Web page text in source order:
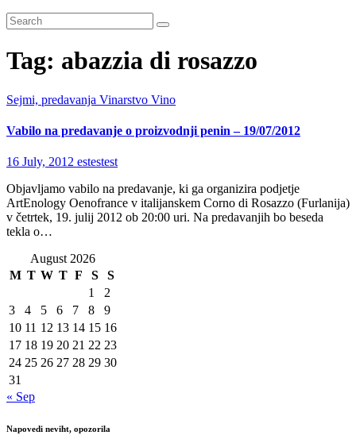
Tag: abazzia di rosazzo
Sejmi, predavanja Vinarstvo Vino
Vabilo na predavanje o proizvodnji penin – 19/07/2012
16 July, 2012 estestest
Objavljamo vabilo na predavanje, ki ga organizira podjetje
ArtEnology Oenofrance v italijanskem Corno di Rosazzo (Furlanija)
v četrtek, 19. julij 2012 ob 20:00 uri. Na predavanjih bo beseda
tekla o…
August 2026
M T W T F S
S
1
2
3
4 5 6 7 8
9
10 11 12 13 14 15 16
17 18 19 20 21 22 23
24 25 26 27 28 29 30
31
« Sep
Napovedi neviht, opozorila